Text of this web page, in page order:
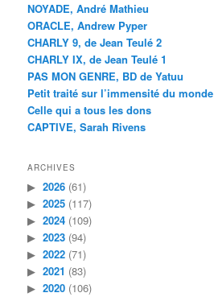
NOYADE, André Mathieu
ORACLE, Andrew Pyper
CHARLY 9, de Jean Teulé 2
CHARLY IX, de Jean Teulé 1
PAS MON GENRE, BD de Yatuu
Petit traité sur l’immensité du monde
Celle qui a tous les dons
CAPTIVE, Sarah Rivens
ARCHIVES
2026 (61)
2025 (117)
2024 (109)
2023 (94)
2022 (71)
2021 (83)
2020 (106)